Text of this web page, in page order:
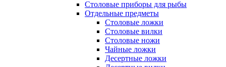
Столовые приборы для рыбы
Отдельные предметы
Столовые ложки
Столовые вилки
Столовые ножи
Чайные ложки
Десертные ложки